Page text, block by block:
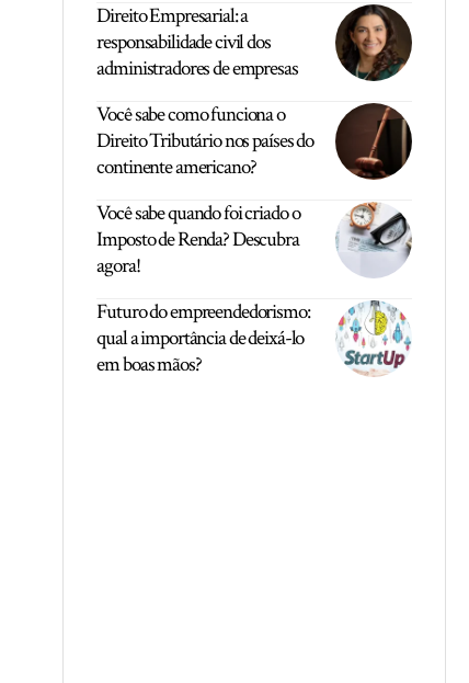
Direito Empresarial: a
responsabilidade civil dos
administradores de empresas
Você sabe como funciona o
Direito Tributário nos países do
continente americano?
Você sabe quando foi criado o
Imposto de Renda? Descubra
agora!
Futuro do empreendedorismo:
qual a importância de deixá-lo
em boas mãos?